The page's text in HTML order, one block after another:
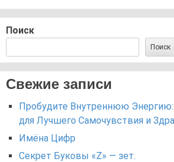
Поиск
Поиск
Свежие записи
Пробудите Внутреннюю Энергию:
для Лучшего Самочувствия и
Имёна Цифр
Секрет Буковы «Z» — зет.